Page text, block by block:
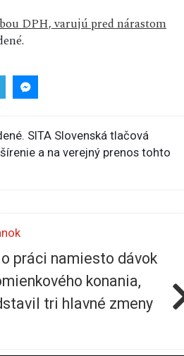
DPH, varujú pred nárastom
SITA Slovenská tlačová
a na verejný prenos tohto
práci namiesto dávok
konania,
tri hlavné zmeny